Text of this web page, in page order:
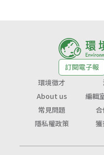
訂閱電子報
環境徵才
About us
編輯
常見問題
隱私權政策